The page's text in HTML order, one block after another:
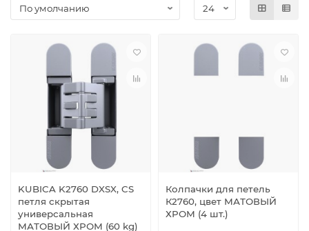
KUBICA K2760 DXSX, CS
петля скрытая
универсальная
МАТОВЫЙ ХРОМ (60 kg)
Колпачки для петель
К2760, цвет МАТОВЫЙ
ХРОМ (4 шт.)